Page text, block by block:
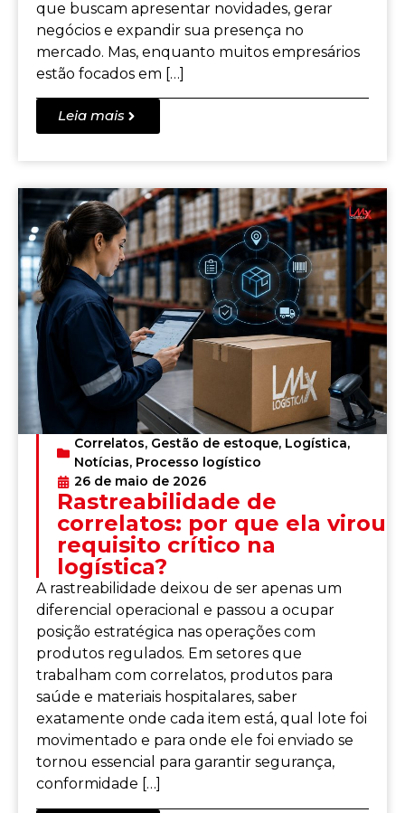
que buscam apresentar novidades, gerar
negócios e expandir sua presença no
mercado. Mas, enquanto muitos empresários
estão focados em […]
Leia mais
Correlatos, Gestão de estoque, Logística,
Notícias, Processo logístico
26 de maio de 2026
Rastreabilidade de
correlatos: por que ela virou
requisito crítico na
logística?
A rastreabilidade deixou de ser apenas um
diferencial operacional e passou a ocupar
posição estratégica nas operações com
produtos regulados. Em setores que
trabalham com correlatos, produtos para
saúde e materiais hospitalares, saber
exatamente onde cada item está, qual lote foi
movimentado e para onde ele foi enviado se
tornou essencial para garantir segurança,
conformidade […]